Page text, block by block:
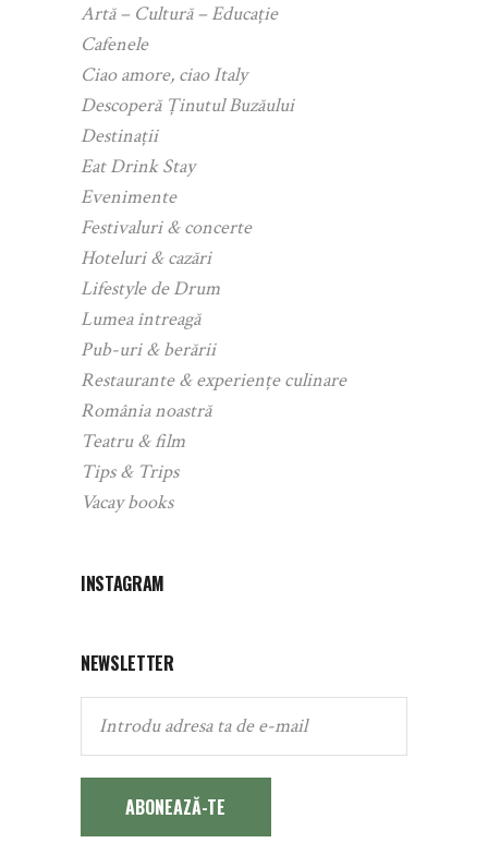
Artă – Cultură – Educație
Cafenele
Ciao amore, ciao Italy
Descoperă Ținutul Buzăului
Destinații
Eat Drink Stay
Evenimente
Festivaluri & concerte
Hoteluri & cazări
Lifestyle de Drum
Lumea întreagă
Pub-uri & berării
Restaurante & experiențe culinare
România noastră
Teatru & film
Tips & Trips
Vacay books
INSTAGRAM
NEWSLETTER
ABONEAZĂ-TE